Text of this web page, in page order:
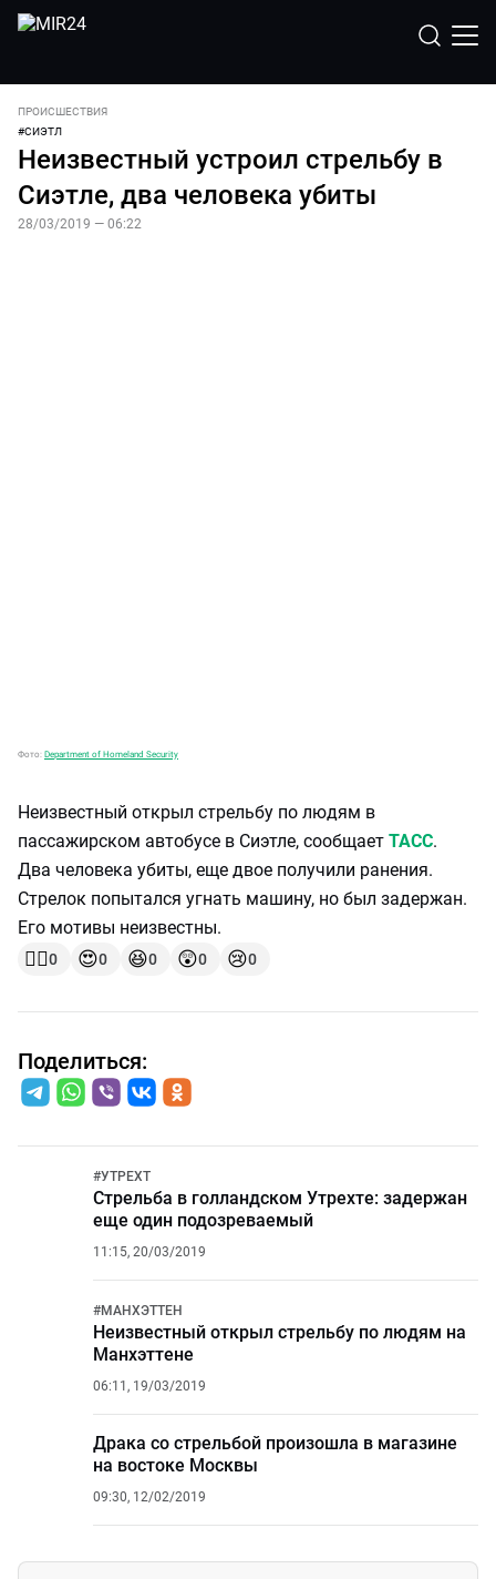
ПРОИСШЕСТВИЯ
#СИЭТЛ
Неизвестный устроил стрельбу в
Сиэтле, два человека убиты
28/03/2019 — 06:22
Фото: Department of Homeland Security
Неизвестный открыл стрельбу по людям в
пассажирском автобусе в Сиэтле, сообщает ТАСС.
Два человека убиты, еще двое получили ранения.
Стрелок попытался угнать машину, но был задержан.
Его мотивы неизвестны.
👍🏻0 😍0 😆0 😲0 😢0
Поделиться:
#УТРЕХТ
Стрельба в голландском Утрехте: задержан
еще один подозреваемый
11:15, 20/03/2019
#МАНХЭТТЕН
Неизвестный открыл стрельбу по людям на
Манхэттене
06:11, 19/03/2019
Драка со стрельбой произошла в магазине
на востоке Москвы
09:30, 12/02/2019